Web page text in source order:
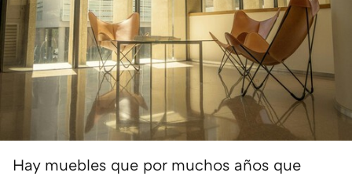
Hay muebles que por muchos años que